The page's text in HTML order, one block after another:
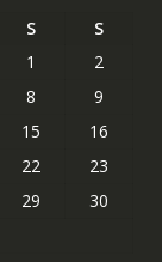
S
S
1
2
8
9
15
16
22
23
29
30